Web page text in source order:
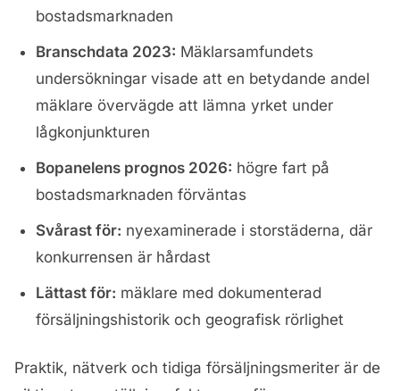
bostadsmarknaden
Branschdata 2023: Mäklarsamfundets
undersökningar visade att en betydande andel
mäklare övervägde att lämna yrket under
lågkonjunkturen
Bopanelens prognos 2026: högre fart på
bostadsmarknaden förväntas
Svårast för: nyexaminerade i storstäderna, där
konkurrensen är hårdast
Lättast för: mäklare med dokumenterad
försäljningshistorik och geografisk rörlighet
Praktik, nätverk och tidiga försäljningsmeriter är de